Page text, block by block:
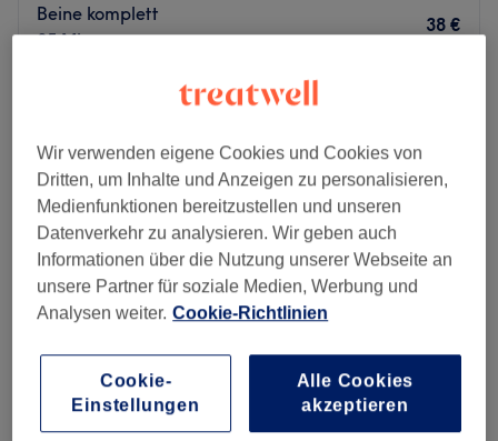
Beine komplett
35 Min.
38 €
Dienstag
10:15– 19:30
Mittwoch
10:15–19:30
Donnerstag
10:15–19:30
Freitag
10:15–19:30
Samstag
Geschlossen
Sonntag
Geschlossen
nicht davon? Bei Sinus Roris Wax & Kosmetik in der
Ebertystraße 50, nur fünf Minuten vom S-Bahnhof
Wir verwenden eigene Cookies und Cookies von
Dritten, um Inhalte und Anzeigen zu personalisieren,
Medienfunktionen bereitzustellen und unseren
Datenverkehr zu analysieren. Wir geben auch
Informationen über die Nutzung unserer Webseite an
unsere Partner für soziale Medien, Werbung und
Analysen weiter. Cookie-Richtlinien
Cookie-
Einstellungen
Alle Cookies
akzeptieren